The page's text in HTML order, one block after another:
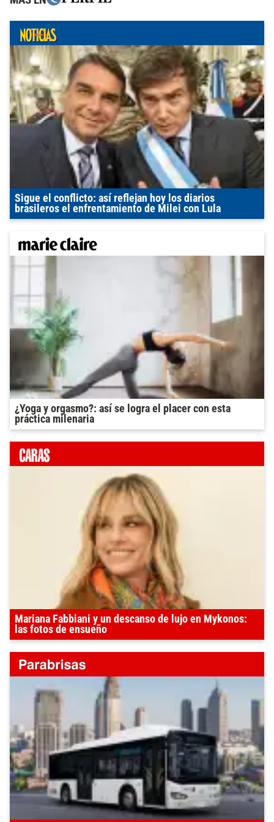
Sigue el conflicto: así reflejan hoy los diarios
brasileros el enfrentamiento de Milei con Lula
¿Yoga y orgasmo?: así se logra el placer con esta
práctica milenaria
Mariana Fabbiani y un descanso de lujo en Mykonos:
las fotos de ensueño